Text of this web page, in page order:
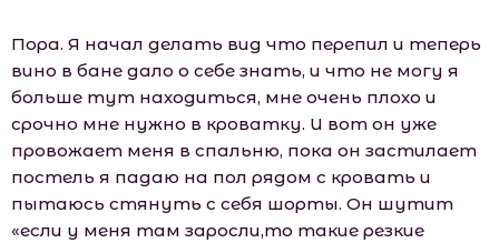
Пора. Я начал делать вид что перепил и теперь
вино в бане дало о себе знать, и что не могу я
больше тут находиться, мне очень плохо и
срочно мне нужно в кроватку. И вот он уже
провожает меня в спальню, пока он застилает
постель я падаю на пол рядом с кровать и
пытаюсь стянуть с себя шорты. Он шутит
«если у меня там заросли,то такие резкие